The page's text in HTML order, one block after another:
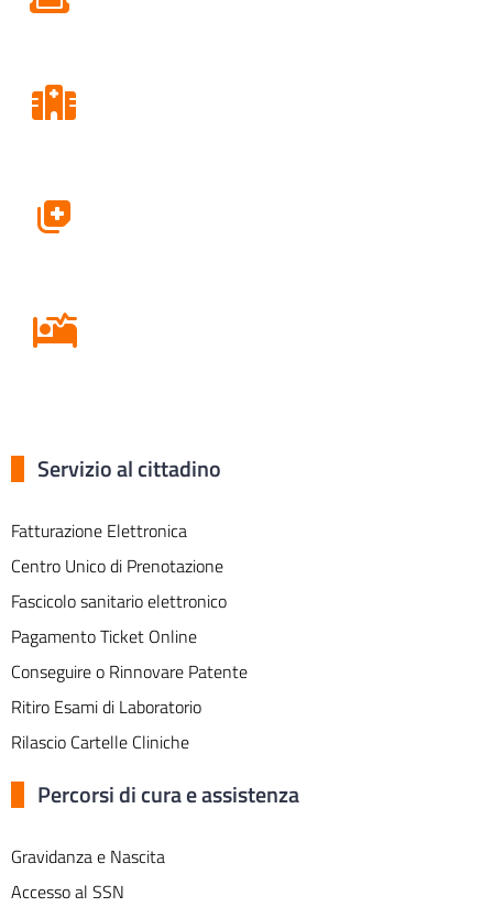
Servizio al cittadino
Fatturazione Elettronica
Centro Unico di Prenotazione
Fascicolo sanitario elettronico
Pagamento Ticket Online
Conseguire o Rinnovare Patente
Ritiro Esami di Laboratorio
Rilascio Cartelle Cliniche
Percorsi di cura e assistenza
Gravidanza e Nascita
Accesso al SSN